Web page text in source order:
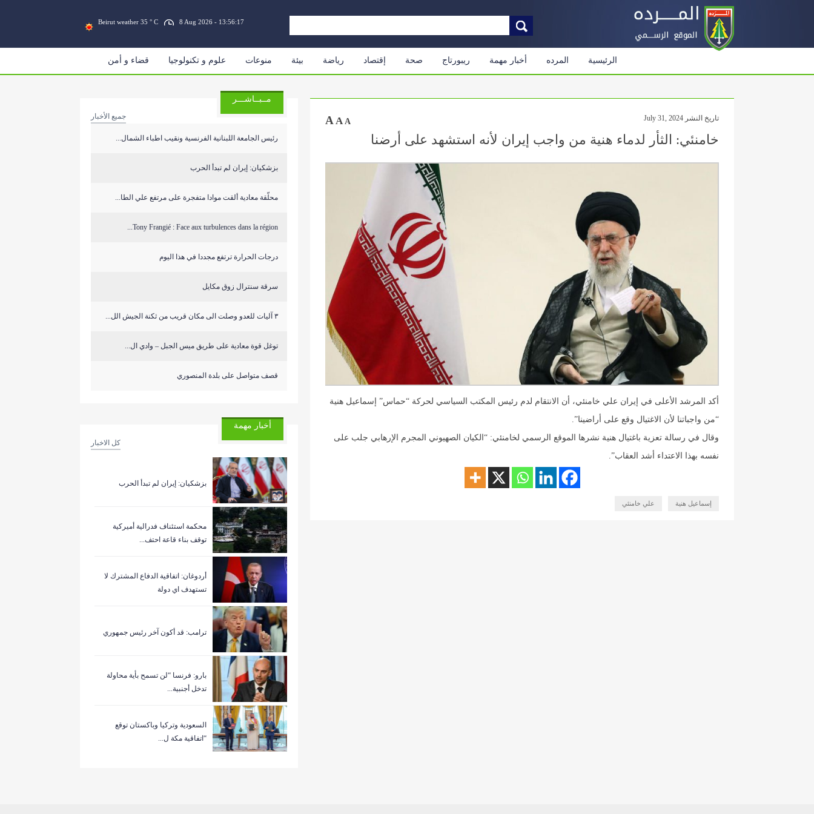
Beirut weather 35 ° C 8 Aug 2026 - 13:56:17
الرئيسية المرده أخبار مهمة ريبورتاج صحة إقتصاد رياضة بيئة منوعات علوم و تكنولوجيا قضاء و أمن
تاريخ النشر July 31, 2024 A A A
خامنئي: الثأر لدماء هنية من واجب إيران لأنه استشهد على أرضنا
أكد المرشد الأعلى في إيران علي خامنئي، أن الانتقام لدم رئيس المكتب السياسي لحركة “حماس” إسماعيل هنية
“من واجباتنا لأن الاغتيال وقع على أراضينا”.
وقال في رسالة تعزية باغتيال هنية نشرها الموقع الرسمي لخامنئي: “الكيان الصهيوني المجرم الإرهابي جلب على
نفسه بهذا الاعتداء أشد العقاب”.
إسماعيل هنية علي خامنئي
مــبــاشـــر
جميع الأخبار
رئيس الجامعة اللبنانية الفرنسية ونقيب اطباء الشمال...
بزشكيان: إيران لم تبدأ الحرب
محلّقة معادية ألقت موادا متفجرة على مرتفع علي الطا...
Tony Frangié : Face aux turbulences dans la région...
درجات الحرارة ترتفع مجددا في هذا اليوم
سرقة سنترال زوق مكايل
٣ آليات للعدو وصلت الى مكان قريب من ثكنة الجيش الل...
توغل قوة معادية على طريق ميس الجبل – وادي ال...
قصف متواصل على بلدة المنصوري
أخبار مهمة
كل الاخبار
بزشكيان: إيران لم تبدأ الحرب
‏محكمة استئناف فدرالية أميركية
توقف بناء قاعة احتف...
أردوغان: اتفاقية الدفاع المشترك لا
تستهدف اي دولة
ترامب: قد أكون آخر رئيس جمهوري
بارو: فرنسا “لن تسمح بأية محاولة
تدخل أجنبية...
السعودية وتركيا وباكستان توقع
“اتفاقية مكة ل...